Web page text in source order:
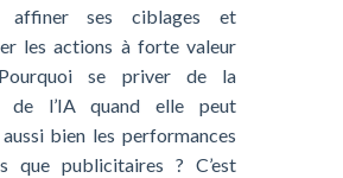
affiner ses ciblages et
les actions à forte valeur
se priver de la
de l’IA quand elle peut
bien les performances
que publicitaires ? C’est